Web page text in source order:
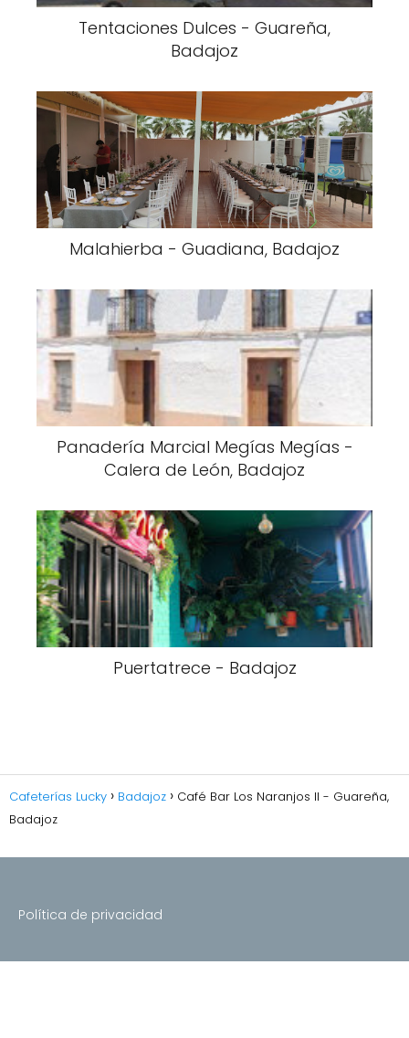
Tentaciones Dulces - Guareña,
Badajoz
Malahierba - Guadiana, Badajoz
Panadería Marcial Megías Megías -
Calera de León, Badajoz
Puertatrece - Badajoz
Cafeterías Lucky Badajoz
Café Bar Los Naranjos II - Guareña,
Badajoz
Política de privacidad